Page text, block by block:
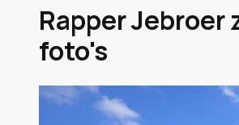
Rapper
foto's